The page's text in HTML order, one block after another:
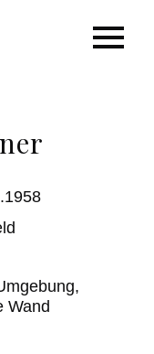
Wand